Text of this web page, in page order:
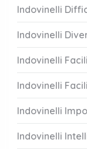
Indovinelli
Indovinelli
Indovinelli
Indovinelli
Indovinelli
Indovinelli